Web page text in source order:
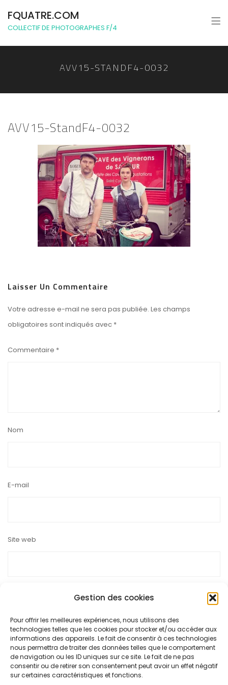
Gestion des cookies
Pour offrir les meilleures expériences, nous utilisons des
technologies telles que les cookies pour stocker et/ou accéder aux
informations des appareils. Le fait de consentir à ces technologies
nous permettra de traiter des données telles que le comportement
de navigation ou les ID uniques sur ce site. Le fait de ne pas
consentir ou de retirer son consentement peut avoir un effet négatif
sur certaines caractéristiques et fonctions.
FQUATRE.COM
COLLECTIF DE PHOTOGRAPHES F/4
AVV15-STANDF4-0032
AVV15-StandF4-0032
Laisser Un Commentaire
Votre adresse e-mail ne sera pas publiée. Les champs
obligatoires sont indiqués avec *
Commentaire *
Nom
E-mail
Site web
Ce site utilise Akismet pour réduire les indésirables.
plus sur la façon dont les données de vos commentaires sont
traitées.